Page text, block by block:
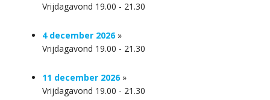
Vrijdagavond 19.00 - 21.30
4 december 2026»
Vrijdagavond 19.00 - 21.30
11 december 2026»
Vrijdagavond 19.00 - 21.30